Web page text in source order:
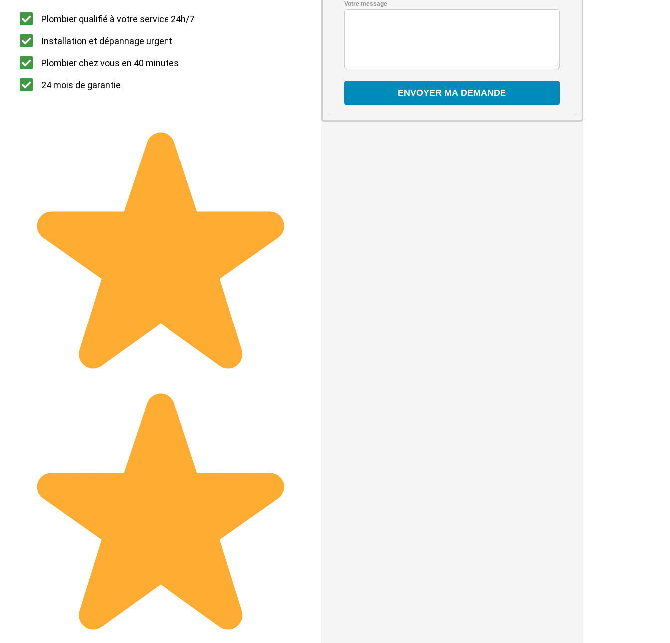
Plombier qualifié à votre service 24h/7
Installation et dépannage urgent
Plombier chez vous en 40 minutes
24 mois de garantie
Votre message